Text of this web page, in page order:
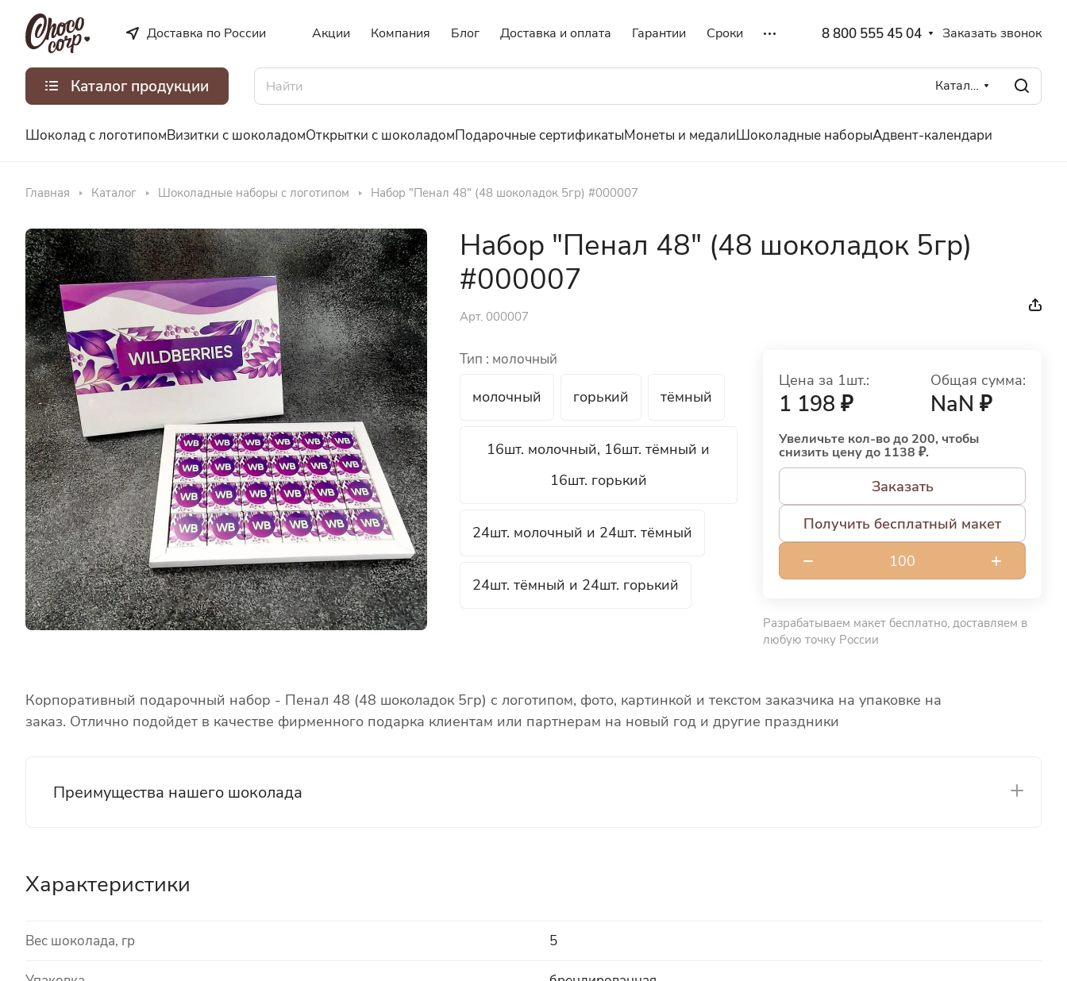
Доставка по России Акции Компания Блог Доставка и оплата Гарантии Сроки 8 800 555 45 04 Заказать звонок
Каталог продукции Каталог
Шоколад с логотипомВизитки с шоколадомОткрытки с шоколадомПодарочные сертификатыМонеты и медалиШоколадные наборыАдвент-календари
Главная Каталог Шоколадные наборы с логотипом Набор "Пенал 48" (48 шоколадок 5гр) #000007
Набор "Пенал 48" (48 шоколадок 5гр)
#000007
Арт. 000007
Тип : молочный
молочный горький тёмный
16шт. молочный, 16шт. тёмный и
16шт. горький
24шт. молочный и 24шт. тёмный
24шт. тёмный и 24шт. горький
Цена за 1шт.:
1 198 ₽
Общая сумма:
NaN ₽
Увеличьте кол-во до 200, чтобы
снизить цену до 1138 ₽.
Заказать
Получить бесплатный макет
Разрабатываем макет бесплатно, доставляем в
любую точку России
Корпоративный подарочный набор - Пенал 48 (48 шоколадок 5гр) с логотипом, фото, картинкой и текстом заказчика на упаковке на
заказ. Отлично подойдет в качестве фирменного подарка клиентам или партнерам на новый год и другие праздники
Преимущества нашего шоколада
Характеристики
Вес шоколада, гр 5